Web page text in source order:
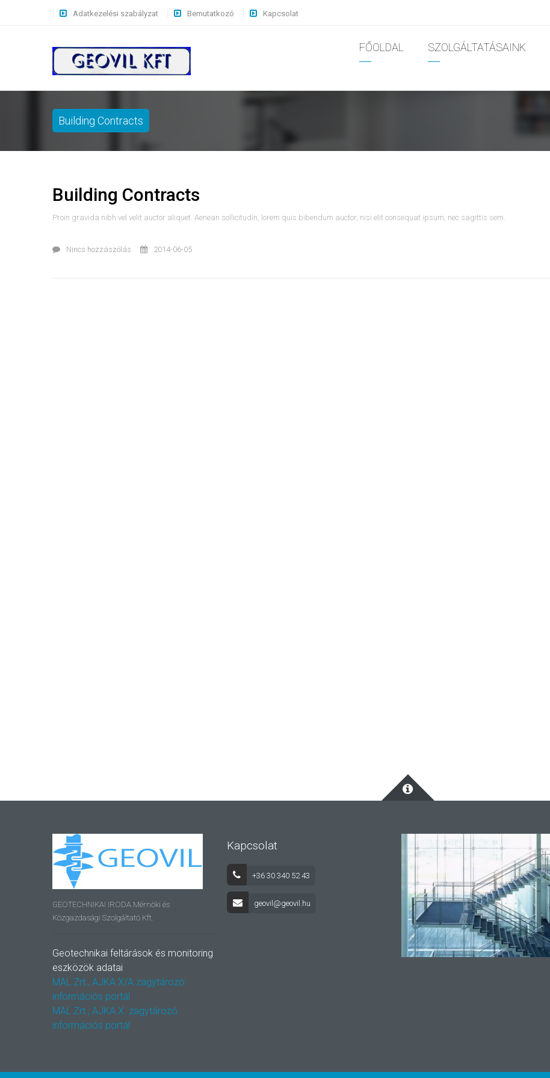
Adatkezelési szabályzat Bemutatkozó Kapcsolat
FŐOLDAL SZOLGÁLTATÁSAINK
Building Contracts
Building Contracts
Proin gravida nibh vel velit auctor aliquet. Aenean sollicitudin, lorem quis bibendum auctor, nisi elit consequat ipsum, nec sagittis sem.
Nincs hozzászólás 2014-06-05
GEOTECHNIKAI IRODA Mérnöki és
Közgazdasági Szolgáltató Kft.
Geotechnikai feltárások és monitoring
eszközök adatai
MAL Zrt., AJKA X/A zagytározó
információs portál
MAL Zrt., AJKA X. zagytározó
információs portál
Kapcsolat
+36 30 340 52 43
geovil@geovil.hu